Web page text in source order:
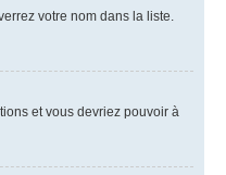
votre nom dans la liste.
et vous devriez pouvoir à